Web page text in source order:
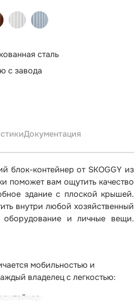
сталь
с завода
Документация
блок-контейнер от SKOGGY из
поможет вам ощутить качество
здание с плоской крышей.
внутри любой хозяйственный
оборудование и личные вещи.
мобильностью и
владелец с легкостью: